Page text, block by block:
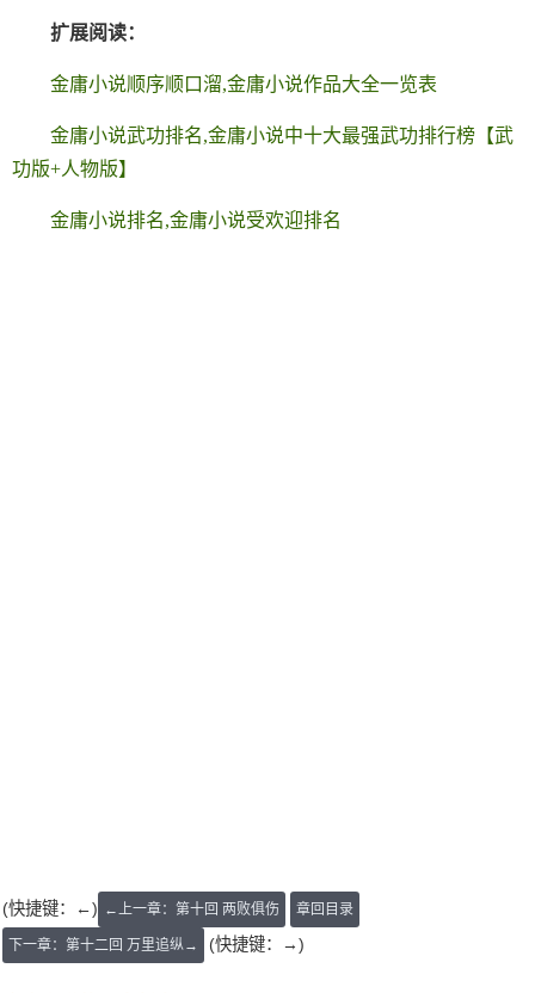
扩展阅读：
金庸小说顺序顺口溜,金庸小说作品大全一览表
金庸小说武功排名,金庸小说中十大最强武功排行榜【武
功版+人物版】
金庸小说排名,金庸小说受欢迎排名
(快捷键：←) ←上一章：第十回 两败俱伤 章回目录
下一章：第十二回 万里追纵→ (快捷键：→)